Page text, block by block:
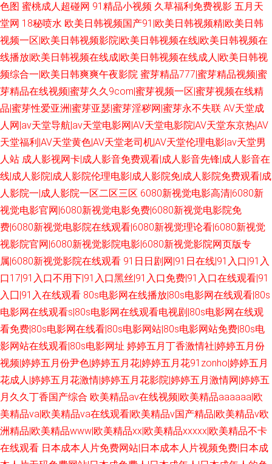
色图 蜜桃成人超碰网 91精品小视频 久草福利免费视影 五月天
堂网 18秘喷水 欧美日韩视频国产91|欧美日韩视频精|欧美日韩
视频一区|欧美日韩视频影院|欧美日韩视频在线|欧美日韩视频在
线播放|欧美日韩视频在线成|欧美日韩视频在线成人|欧美日韩视
频综合一|欧美日韩爽爽午夜影院 蜜芽精品777|蜜芽精品视频|蜜
芽精品在线视频|蜜芽久久9com|蜜芽视频一区|蜜芽视频在线精
品|蜜芽性爱亚洲|蜜芽亚瑟|蜜芽淫秽网|蜜芽永不失联 AV天堂成
人网|av天堂导航|av天堂电影网|AV天堂电影院|AV天堂东京热|AV
天堂福利|AV天堂黄色|AV天堂老司机|AV天堂伦理电影|av天堂男
人站 成人影视网卡|成人影音免费观看|成人影音先锋|成人影音在
线|成人影院|成人影院伦理电影|成人影院免|成人影院免费观看|成
人影院一|成人影院一区二区三区 6080新视觉电影高清|6080新
视觉电影官网|6080新视觉电影免费|6080新视觉电影院免
费|6080新视觉电影院在线观看|6080新视觉理论看|6080新视觉
视影院官网|6080新视觉影院电影|6080新视觉影院网页版专
属|6080新视觉影院在线观看 91日日剧网|91日在线|91入口|91入
口17|91入口不用下|91入口黑丝|91入口免费|91入口在线观看|91
入囗|91入在线观看 80s电影网在线播放|80s电影网在线观看|80s
电影网在线观看s|80s电影网在线观看电视剧|80s电影网在线观
看免费|80s电影网在线看|80s电影网站|80s电影网站免费|80s电
影网站在线观看|80s电影网址 婷婷五月丁香激情社|婷婷五月份
视频|婷婷五月份尹色|婷婷五月花|婷婷五月花91zonho|婷婷五月
花成人|婷婷五月花激情|婷婷五月花影院|婷婷五月激情网|婷婷五
月久久丁香国产综合 欧美精品aⅴ在线视频|欧美精品aaaaaa|欧
美精品va|欧美精品va在线观看|欧美精品v国产精品|欧美精品v欧
洲精品|欧美精品www|欧美精品xx|欧美精品xxxxx|欧美精品不卡
在线观看 日本成本人片免费网站|日本成本人片视频免费|日本成